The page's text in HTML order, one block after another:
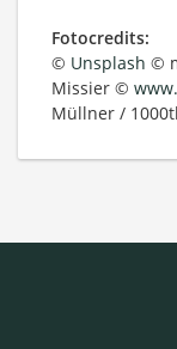
Fotocredits:
© Unsplash ©
Missier ©
Müllner /